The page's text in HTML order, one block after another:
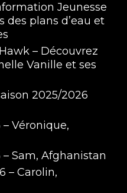
Jeunesse
des plans d’eau et
– Découvrez
Vanille et ses
2025/2026
Véronique,
Sam, Afghanistan
– Carolin,